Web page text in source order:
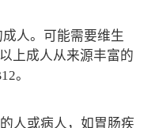
人。可能需要维生
上成人从来源丰富的
。
人或病人，如胃肠疾